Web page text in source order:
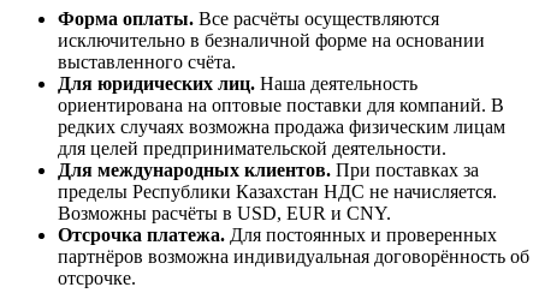
Форма оплаты. Все расчёты осуществляются
исключительно в безналичной форме на основании
выставленного счёта.
Для юридических лиц. Наша деятельность
ориентирована на оптовые поставки для компаний. В
редких случаях возможна продажа физическим лицам
для целей предпринимательской деятельности.
Для международных клиентов. При поставках за
пределы Республики Казахстан НДС не начисляется.
Возможны расчёты в USD, EUR и CNY.
Отсрочка платежа. Для постоянных и проверенных
партнёров возможна индивидуальная договорённость об
отсрочке.